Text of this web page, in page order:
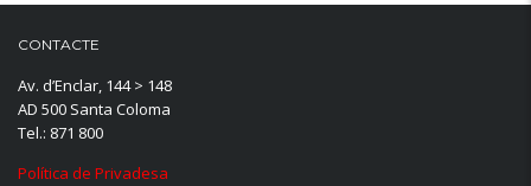
CONTACTE
Av. d’Enclar, 144 > 148
AD 500 Santa Coloma
Tel.: 871 800
Política de Privadesa